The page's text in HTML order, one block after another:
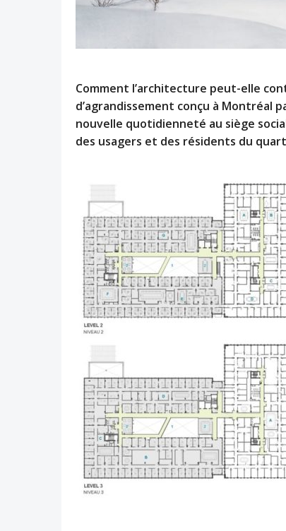
Comment l’architecture peut-elle
d’agrandissement conçu à Montréal
nouvelle quotidienneté au siège
des usagers et des résidents du